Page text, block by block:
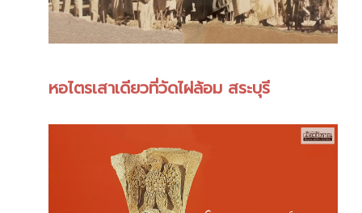
หอไตรเสาเดียวที่วัดไผ่ล้อม สระบุรี